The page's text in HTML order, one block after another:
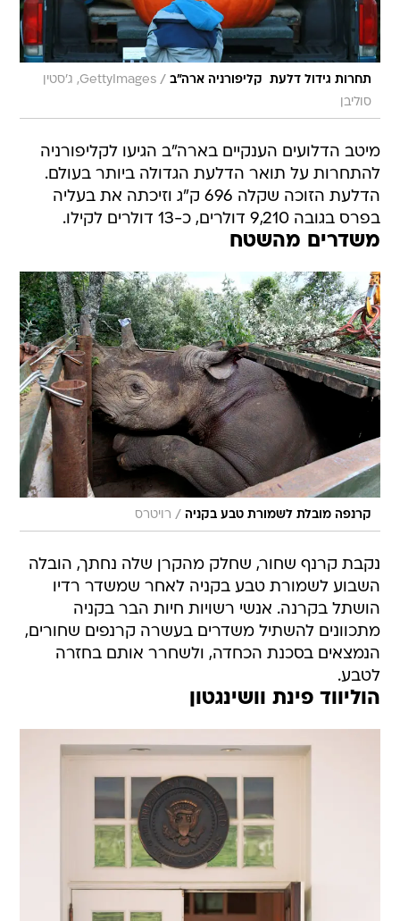
תחרות גידול דלעת  קליפורניה ארה"ב /
GettyImages, ג'סטין
סוליבן
מיטב הדלועים הענקיים בארה"ב הגיעו לקליפורניה
להתחרות על תואר הדלעת הגדולה ביותר בעולם.
הדלעת הזוכה שקלה 696 ק"ג וזיכתה את בעליה
בפרס בגובה 9,210 דולרים, כ-13 דולרים לקילו.
משדרים מהשטח
קרנפה מובלת לשמורת טבע בקניה / רויטרס
נקבת קרנף שחור, שחלק מהקרן שלה נחתך, הובלה
השבוע לשמורת טבע בקניה לאחר שמשדר רדיו
הושתל בקרנה. אנשי רשויות חיות הבר בקניה
מתכוונים להשתיל משדרים בעשרה קרנפים שחורים,
הנמצאים בסכנת הכחדה, ולשחרר אותם בחזרה
לטבע.
הוליווד פינת וושינגטון